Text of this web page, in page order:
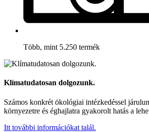
Több, mint 5.250 termék
Klímatudatosan dolgozunk.
Számos konkrét ökológiai intézkedéssel
környezetre és éghajlatra gyakorolt hatás a
Itt további információkat talál.